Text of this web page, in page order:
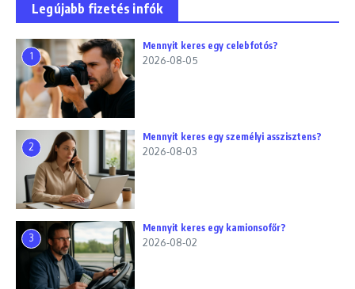
Legújabb fizetés infók
1
Mennyit keres egy celebfotós?
2026-08-05
2
Mennyit keres egy személyi asszisztens?
2026-08-03
3
Mennyit keres egy kamionsofőr?
2026-08-02